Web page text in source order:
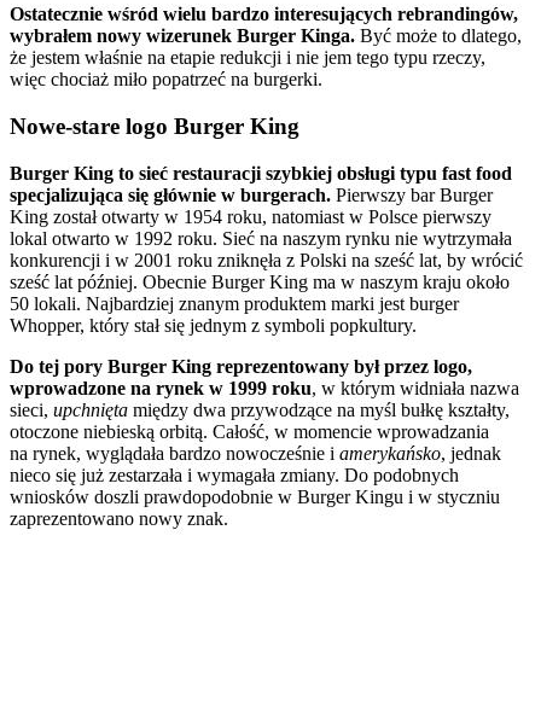
Ostatecznie wśród wielu bardzo interesujących rebrandingów,
wybrałem nowy wizerunek Burger Kinga. Być może to dlatego,
że jestem właśnie na etapie redukcji i nie jem tego typu rzeczy,
więc chociaż miło popatrzeć na burgerki.
Nowe-stare logo Burger King
Burger King to sieć restauracji szybkiej obsługi typu fast food
specjalizująca się głównie w burgerach. Pierwszy bar Burger
King został otwarty w 1954 roku, natomiast w Polsce pierwszy
lokal otwarto w 1992 roku. Sieć na naszym rynku nie wytrzymała
konkurencji i w 2001 roku zniknęła z Polski na sześć lat, by wrócić
sześć lat później. Obecnie Burger King ma w naszym kraju około
50 lokali. Najbardziej znanym produktem marki jest burger
Whopper, który stał się jednym z symboli popkultury.
Do tej pory Burger King reprezentowany był przez logo,
wprowadzone na rynek w 1999 roku, w którym widniała nazwa
sieci, upchnięta między dwa przywodzące na myśl bułkę kształty,
otoczone niebieską orbitą. Całość, w momencie wprowadzania
na rynek, wyglądała bardzo nowocześnie i amerykańsko, jednak
nieco się już zestarzała i wymagała zmiany. Do podobnych
wniosków doszli prawdopodobnie w Burger Kingu i w styczniu
zaprezentowano nowy znak.